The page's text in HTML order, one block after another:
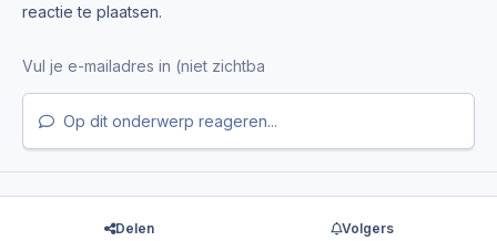
reactie te plaatsen.
Op dit onderwerp reageren...
Delen Volgers